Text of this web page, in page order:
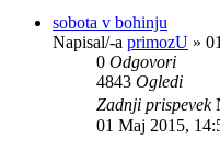
sobota v bohinju
Napisal/-a primozU »
0 Odgovori
4843 Ogledi
Zadnji prispevek
01 Maj 2015,